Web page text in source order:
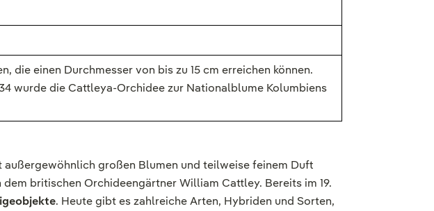
einen Durchmesser von bis zu 15 cm erreichen können.
wurde die Cattleya-Orchidee zur Nationalblume Kolumbiens
außergewöhnlich großen Blumen und teilweise feinem Duft
britischen Orchideengärtner William Cattley. Bereits im 19.
. Heute gibt es zahlreiche Arten, Hybriden und Sorten,